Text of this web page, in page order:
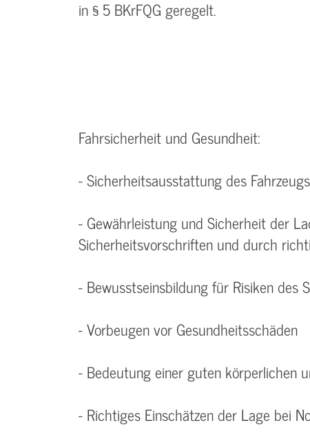
in § 5 BKrFQG geregelt.
Fahrsicherheit und Gesundheit:
- Sicherheitsausstattung des Fahrzeugs
- Gewährleistung und Sicherheit der
Sicherheitsvorschriften und durch
- Bewusstseinsbildung für Risiken des
- Vorbeugen vor Gesundheitsschäden
- Bedeutung einer guten körperlichen
- Richtiges Einschätzen der Lage bei